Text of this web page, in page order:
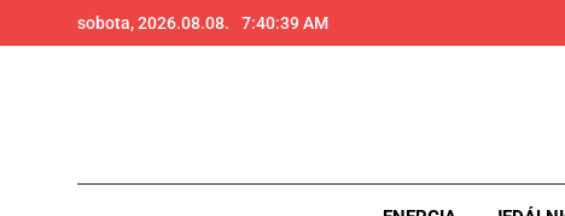
to
sobota, 2026.08.08. 7:40:40 AM